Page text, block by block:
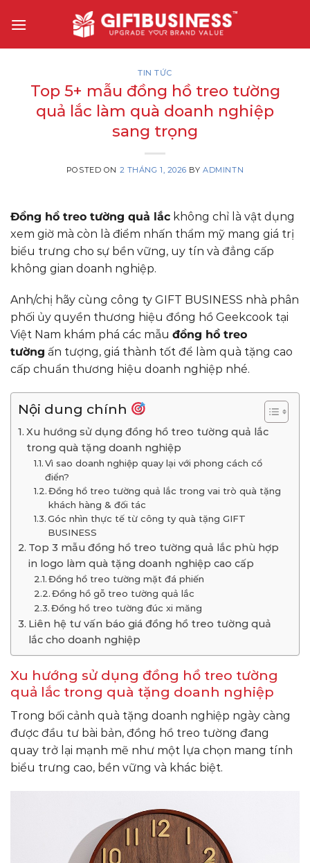
TIN TỨC
Top 5+ mẫu đồng hồ treo tường
quả lắc làm quà doanh nghiệp
sang trọng
POSTED ON 2 THÁNG 1, 2026 BYADMINTN
Đồng hồ treo tường quả lắc không chỉ là vật dụng
xem giờ mà còn là điểm nhấn thẩm mỹ mang giá trị
biểu trưng cho sự bền vững, uy tín và đẳng cấp
không gian doanh nghiệp.
Anh/chị hãy cùng công ty GIFT BUSINESS nhà phân
phối ủy quyền thương hiệu đồng hồ Geekcook tại
Việt Nam khám phá các mẫu đồng hồ treo
tường ấn tượng, giá thành tốt để làm quà tặng cao
cấp chuẩn thương hiệu doanh nghiệp nhé.
Nội dung chính
Xu hướng sử dụng đồng hồ treo tường quả lắc
trong quà tặng doanh nghiệp
Vì sao doanh nghiệp quay lại với phong cách cổ
điển?
Đồng hồ treo tường quả lắc trong vai trò quà tặng
khách hàng & đối tác
Góc nhìn thực tế từ công ty quà tặng GIFT
BUSINESS
Top 3 mẫu đồng hồ treo tường quả lắc phù hợp
in logo làm quà tặng doanh nghiệp cao cấp
Đồng hồ treo tường mặt đá phiến
Đồng hồ gỗ treo tường quả lắc
Đồng hồ treo tường đúc xi măng
Liên hệ tư vấn báo giá đồng hồ treo tường quả
lắc cho doanh nghiệp
Xu hướng sử dụng đồng hồ treo tường
quả lắc trong quà tặng doanh nghiệp
Trong bối cảnh quà tặng doanh nghiệp ngày càng
được đầu tư bài bản, đồng hồ treo tường đang
quay trở lại mạnh mẽ như một lựa chọn mang tính
biểu trưng cao, bền vững và khác biệt.